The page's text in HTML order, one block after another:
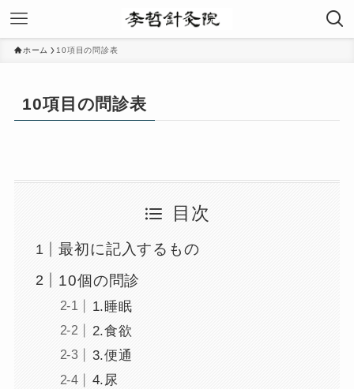
ホーム 10項目の問診表
10項目の問診表
目次
最初に記入するもの
10個の問診
1.睡眠
2.食欲
3.便通
4.尿